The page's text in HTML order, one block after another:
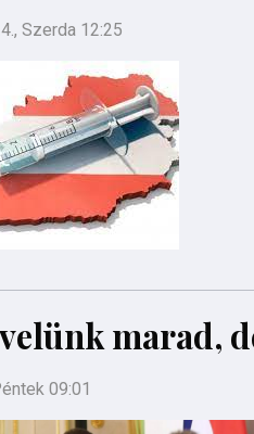
Szerda 12:25
marad,
09:01